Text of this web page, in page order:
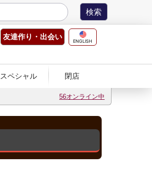
ENGLISH
友達作り ・出会い
スペシャル 閉店
56オンライン中